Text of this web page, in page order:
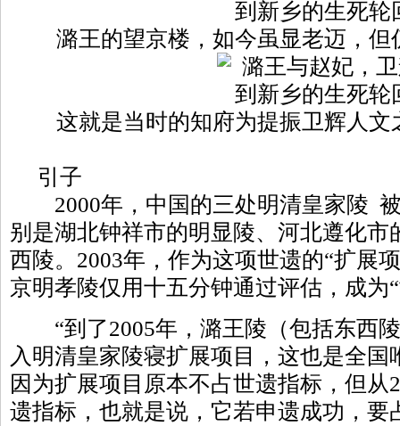
潞王的望京楼，如今虽显老迈，
这就是当时的知府为提振卫辉人
引子
2000年，中国的三处明清皇家陵 被
别是湖北钟祥市的明显陵、河北遵化市
西陵。2003年，作为这项世遗的“扩展
京明孝陵仅用十五分钟通过评估，成为
“到了2005年，潞王陵（包括东西
入明清皇家陵寝扩展项目，这也是全
因为扩展项目原本不占世遗指标，但从
遗指标，也就是说，它若申遗成功，要